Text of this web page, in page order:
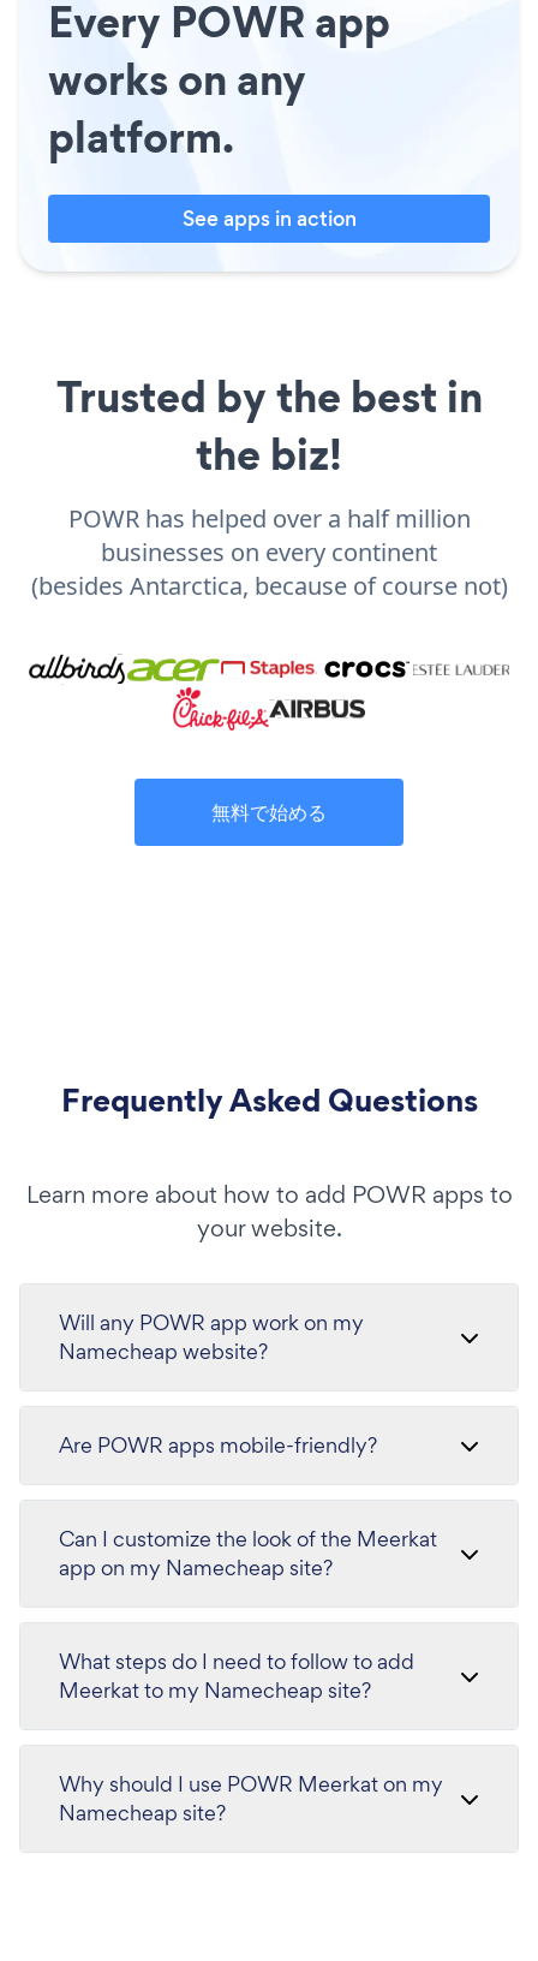
Every POWR app
works on any
platform.
See apps in action
Trusted by the best in
the biz!
POWR has helped over a half million
businesses on every continent
(besides Antarctica, because of course not)
無料で始める
Frequently Asked Questions
Learn more about how to add POWR apps to
your website.
Will any POWR app work on my
Namecheap website?
Are POWR apps mobile-friendly?
Can I customize the look of the Meerkat
app on my Namecheap site?
What steps do I need to follow to add
Meerkat to my Namecheap site?
Why should I use POWR Meerkat on my
Namecheap site?